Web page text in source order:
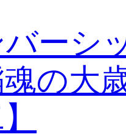
バー
の大